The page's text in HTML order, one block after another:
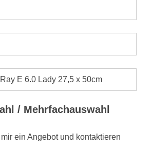
/ Mehrfachauswahl
ein Angebot und kontaktieren